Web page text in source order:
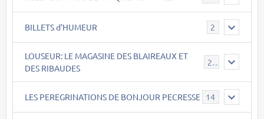
BILLETS d'HUMEUR 2
LOUSEUR: LE MAGASINE DES BLAIREAUX ET
DES RIBAUDES
21
LES PEREGRINATIONS DE BONJOUR PECRESSE 14